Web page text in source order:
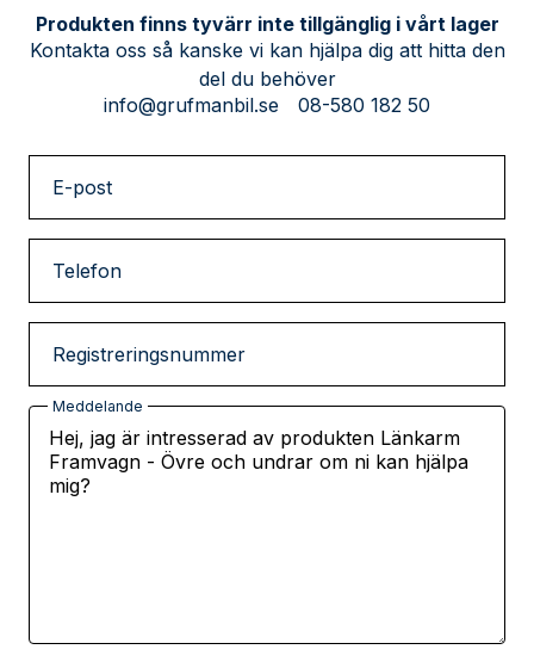
Produkten finns tyvärr inte tillgänglig i vårt lager
Kontakta oss så kanske vi kan hjälpa dig att hitta den
del du behöver
info@grufmanbil.se
08-580 182 50
E-post
Telefon
Registreringsnummer
Meddelande